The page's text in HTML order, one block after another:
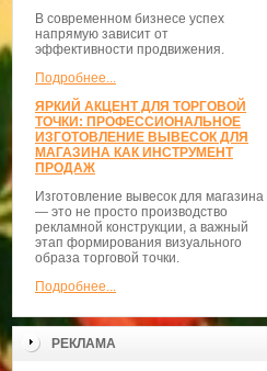
В современном бизнесе успех
напрямую зависит от
эффективности продвижения.
Подробнее...
ЯРКИЙ АКЦЕНТ ДЛЯ ТОРГОВОЙ
ТОЧКИ: ПРОФЕССИОНАЛЬНОЕ
ИЗГОТОВЛЕНИЕ ВЫВЕСОК ДЛЯ
МАГАЗИНА КАК ИНСТРУМЕНТ
ПРОДАЖ
Изготовление вывесок для магазина
— это не просто производство
рекламной конструкции, а важный
этап формирования визуального
образа торговой точки.
Подробнее...
РЕКЛАМА